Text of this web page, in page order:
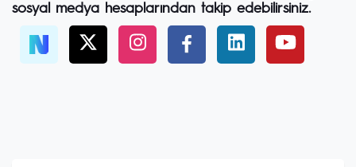
sosyal medya hesaplarından takip edebilirsiniz.